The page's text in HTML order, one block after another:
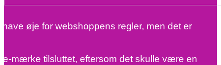
øje for webshoppens regler, men det er
mærke tilsluttet, eftersom det skulle være en